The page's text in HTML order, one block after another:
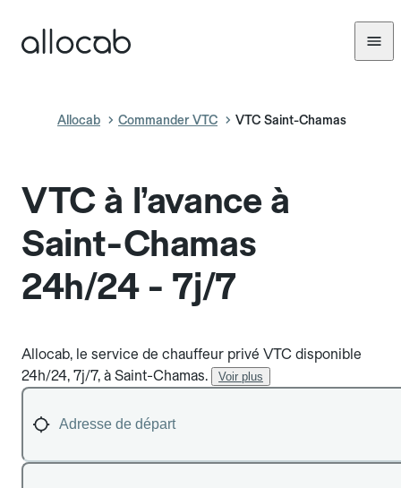
Allocab Commander VTC VTC Saint-Chamas
VTC à l’avance à
Saint-Chamas
24h/24 - 7j/7
Allocab, le service de chauffeur privé VTC disponible
24h/24, 7j/7, à Saint-Chamas.
Voir plus